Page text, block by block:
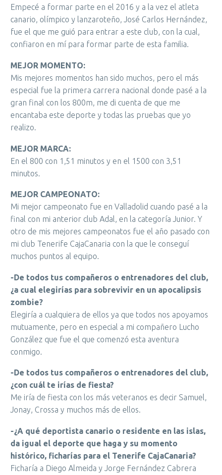
Empecé a formar parte en el 2016 y a la vez el atleta
canario, olímpico y lanzaroteño, José Carlos Hernández,
fue el que me guió para entrar a este club, con la cual,
confiaron en mí para formar parte de esta familia.
MEJOR MOMENTO:
Mis mejores momentos han sido muchos, pero el más
especial fue la primera carrera nacional donde pasé a la
gran final con los 800m, me di cuenta de que me
encantaba este deporte y todas las pruebas que yo
realizo.
MEJOR MARCA:
En el 800 con 1,51 minutos y en el 1500 con 3,51
minutos.
MEJOR CAMPEONATO:
Mi mejor campeonato fue en Valladolid cuando pasé a la
final con mi anterior club Adal, en la categoría Junior. Y
otro de mis mejores campeonatos fue el año pasado con
mi club Tenerife CajaCanaria con la que le conseguí
muchos puntos al equipo.
-De todos tus compañeros o entrenadores del club,
¿a cual elegirías para sobrevivir en un apocalipsis
zombie?
Elegiría a cualquiera de ellos ya que todos nos apoyamos
mutuamente, pero en especial a mi compañero Lucho
González que fue el que comenzó esta aventura
conmigo.
-De todos tus compañeros o entrenadores del club,
¿con cuál te irías de fiesta?
Me iría de fiesta con los más veteranos es decir Samuel,
Jonay, Crossa y muchos más de ellos.
-¿A qué deportista canario o residente en las islas,
da igual el deporte que haga y su momento
histórico, ficharías para el Tenerife CajaCanaria?
Ficharía a Diego Almeida y Jorge Fernández Cabrera